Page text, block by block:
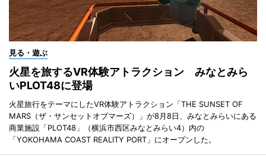
見る・遊ぶ
火星を旅するVR体験アトラクション みなとみら
いPLOT48に登場
火星旅行をテーマにしたVR体験アトラクション「THE SUNSET OF
MARS（ザ・サンセットオブマーズ）」が8月8日、みなとみらいにある
商業施設「PLOT48」（横浜市西区みなとみらい4）内の
「YOKOHAMA COAST REALITY PORT」にオープンした。